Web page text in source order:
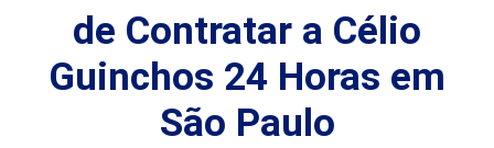
de Contratar a Célio
Guinchos 24 Horas em
São Paulo